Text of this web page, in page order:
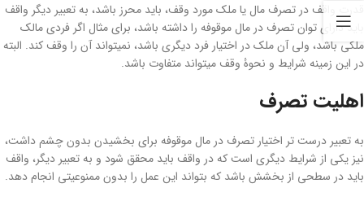
قدرت واقف در تصرف مال یا ملک مورد وقف، باید محرز باشد، به ­تعبیر دیگر واقف
باید دارای توان تصرف در مال موقوفه را داشته باشد، برای مثال اگر فردی مالک
ملکی باشد، ولی آن ملک در اختیار فرد دیگری باشد، نمی­تواند آن را وقف کند. البته
در این زمینه شرایط و نحوۀ وقف می­تواند متفاوت باشد.
اهلیت تصرف
به­ تعبیر درست ­تر اختیار تصرف در مال موقوفه برای بخشیدن بدون چشم داشت،
نیز یکی از شرایط دیگری است که در واقف باید محقق شود و به ­تعبیر دیگر، واقف
باید در سطحی از بخشش باشد که بتواند این عمل را بدون ممنوعیتی انجام دهد.